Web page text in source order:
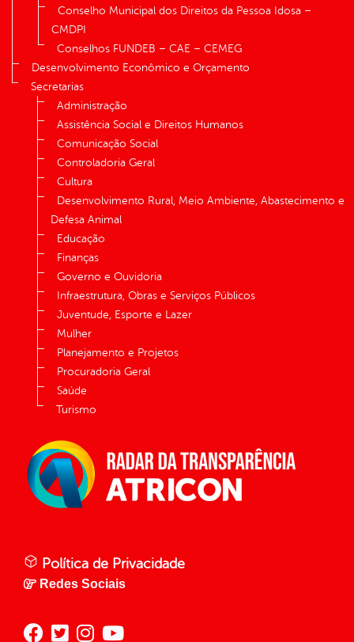
Conselho Municipal dos Direitos da Pessoa Idosa –
CMDPI
Conselhos FUNDEB – CAE – CEMEG
Desenvolvimento Econômico e Orçamento
Secretarias
Administração
Assistência Social e Direitos Humanos
Comunicação Social
Controladoria Geral
Cultura
Desenvolvimento Rural, Meio Ambiente, Abastecimento e
Defesa Animal
Educação
Finanças
Governo e Ouvidoria
Infraestrutura, Obras e Serviços Públicos
Juventude, Esporte e Lazer
Mulher
Planejamento e Projetos
Procuradoria Geral
Saúde
Turismo
Política de Privacidade
Redes Sociais